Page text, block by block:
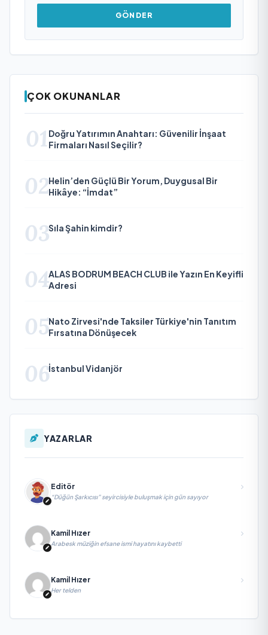
GÖNDER
ÇOK OKUNANLAR
01 Doğru Yatırımın Anahtarı: Güvenilir İnşaat
Firmaları Nasıl Seçilir?
02Helin’den Güçlü Bir Yorum, Duygusal Bir
Hikâye: “İmdat”
03Sıla Şahin kimdir?
04ALAS BODRUM BEACH CLUB ile Yazın En Keyifli
Adresi
05Nato Zirvesi'nde Taksiler Türkiye'nin Tanıtım
Fırsatına Dönüşecek
06İstanbul Vidanjör
YAZARLAR
Editör
“Düğün Şarkıcısı” seyircisiyle buluşmak için gün sayıyor
Kamil Hızer
Arabesk müziğin efsane ismi hayatını kaybetti
Kamil Hızer
Her telden